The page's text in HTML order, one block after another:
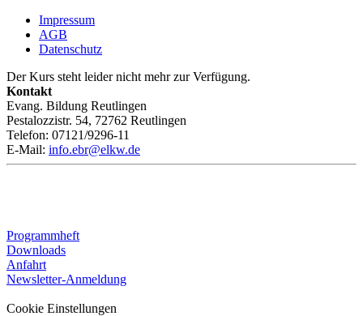
Impressum
AGB
Datenschutz
Der Kurs steht leider nicht mehr zur Verfügung.
Kontakt
Evang. Bildung Reutlingen
Pestalozzistr. 54, 72762 Reutlingen
Telefon: 07121/9296-11
E-Mail: info.ebr@elkw.de
Programmheft
Downloads
Anfahrt
Newsletter-Anmeldung
Cookie Einstellungen